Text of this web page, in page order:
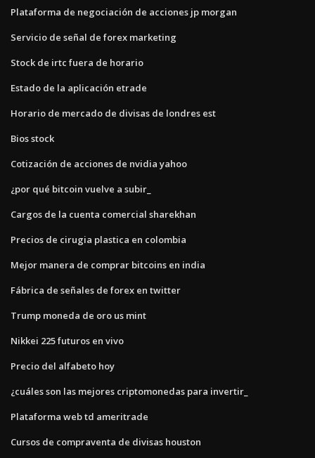
Plataforma de negociación de acciones jp morgan
Servicio de señal de forex marketing
Stock de irtc fuera de horario
Estado de la aplicación etrade
Horario de mercado de divisas de londres est
Bios stock
Cotización de acciones de nvidia yahoo
¿por qué bitcoin vuelve a subir_
Cargos de la cuenta comercial sharekhan
Precios de cirugia plastica en colombia
Mejor manera de comprar bitcoins en india
Fábrica de señales de forex en twitter
Trump moneda de oro us mint
Nikkei 225 futuros en vivo
Precio del alfabeto hoy
¿cuáles son las mejores criptomonedas para invertir_
Plataforma web td ameritrade
Cursos de compraventa de divisas houston